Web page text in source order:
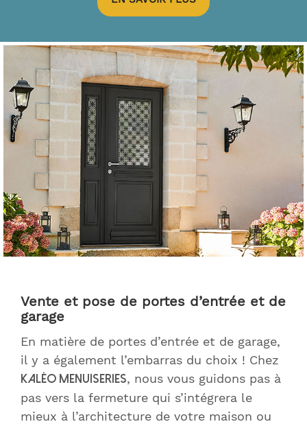
Vente et pose de portes d’entrée et de
garage
En matière de portes d’entrée et de garage,
il y a également l’embarras du choix ! Chez
Kaléo Menuiseries, nous vous guidons pas à
pas vers la fermeture qui s’intégrera le
mieux à l’architecture de votre maison ou